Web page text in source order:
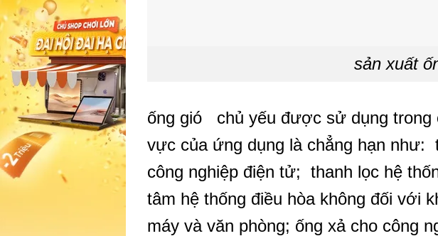
sản xuất
ống gió chủ yếu được sử dụng trong
vực của ứng dụng là chẳng hạn như:
công nghiệp điện tử; thanh lọc hệ
tâm hệ thống điều hòa không đối với
máy và văn phòng; ống xả cho công